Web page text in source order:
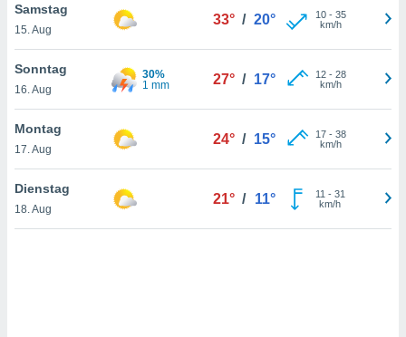
der
weiterhin
Samstag
15. Aug
33° / 20° 10- 35
km/h
Sonntag
16. Aug
30%
1 mm
27° / 17° 12- 28
km/h
Montag
17. Aug
24° / 15° 17- 38
km/h
Dienstag
18. Aug
21° / 11° 11 - 31
km/h